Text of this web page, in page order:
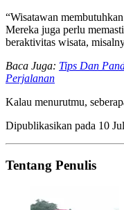
“Wisatawan
Mereka juga perlu
beraktivitas wisata,
Baca Juga: Tips Dan
Perjalanan
Kalau menurutmu,
Dipublikasikan pada 10
Tentang Penulis